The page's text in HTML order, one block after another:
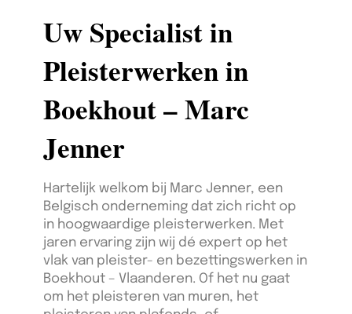
Uw Specialist in
Pleisterwerken in
Boekhout – Marc
Jenner
Hartelijk welkom bij Marc Jenner, een
Belgisch onderneming dat zich richt op
in hoogwaardige pleisterwerken. Met
jaren ervaring zijn wij dé expert op het
vlak van pleister- en bezettingswerken in
Boekhout – Vlaanderen. Of het nu gaat
om het pleisteren van muren, het